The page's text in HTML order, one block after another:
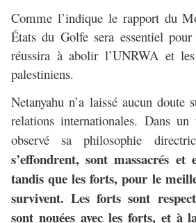
Comme l’indique le rapport du
États du Golfe sera essentiel
réussira à abolir l’UNRWA et
palestiniens.
Netanyahu n’a laissé aucun doute
relations internationales. Dans
observé sa philosophie
s’effondrent, sont massacrés et
tandis que les forts, pour le
survivent. Les forts sont
sont nouées avec les forts, et